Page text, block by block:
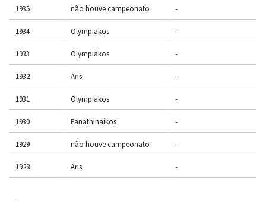
1935 não houve campeonato -
1934 Olympiakos -
1933 Olympiakos -
1932 Aris -
1931 Olympiakos -
1930 Panathinaikos -
1929 não houve campeonato -
1928 Aris -